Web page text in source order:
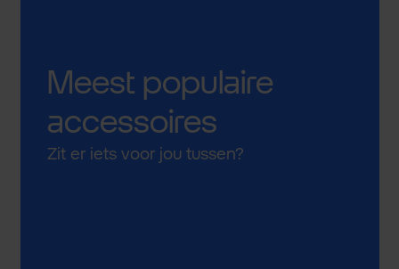
Meest populaire
accessoires
Zit er iets voor jou tussen?